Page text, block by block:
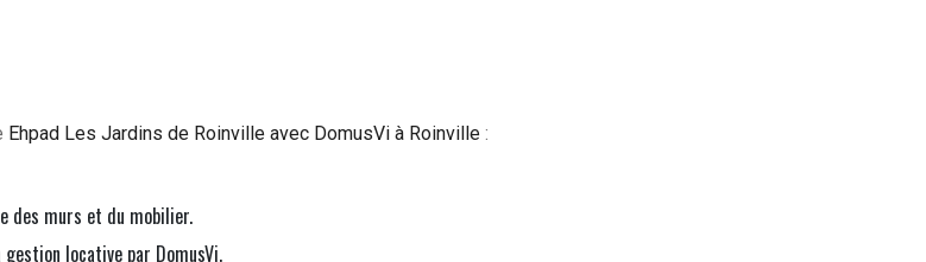
Ehpad Les Jardins de Roinville avec DomusVi à Roinville :
des murs et du mobilier.
locative par DomusVi.